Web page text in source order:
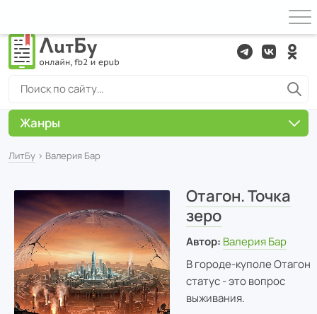
ЛитБу › Валерия Бар
Отагон. Точка
зеро
Автор: Валерия Бар
В городе-куполе Отагон
статус - это вопрос
выживания.
Жанры